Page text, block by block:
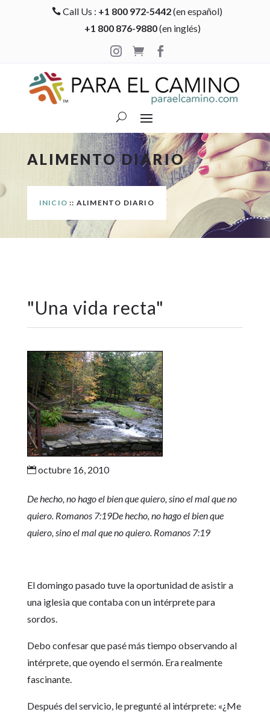
 Call Us : +1 800 972-5442(en español)
+1 800 876-9880(en inglés)

 
ALIMENTO DIARIO
INICIO :: ALIMENTO DIARIO
"Una vida recta"
octubre 16, 2010
De hecho, no hago el bien que quiero, sino el mal que no
quiero. Romanos 7:19De hecho, no hago el bien que
quiero, sino el mal que no quiero. Romanos 7:19
El domingo pasado tuve la oportunidad de asistir a
una iglesia que contaba con un intérprete para
sordos.
Debo confesar que pasé más tiempo observando al
intérprete, que oyendo el sermón. Era realmente
fascinante.
Después del servicio, le pregunté al intérprete: «¿Me